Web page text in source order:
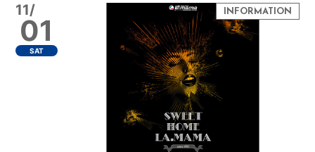
11/
01
SAT